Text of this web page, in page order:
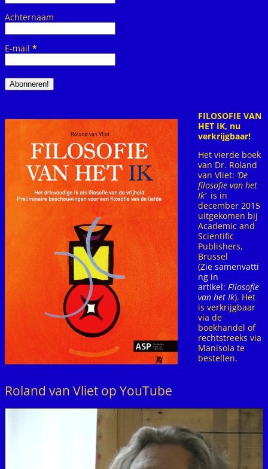
Achternaam
E-mail *
FILOSOFIE VAN
HET IK, nu
verkrijgbaar!
Het vierde boek
van Dr. Roland
van Vliet: ‘De
filosofie van het
Ik’ is in
december 2015
uitgekomen bij
Academic and
Scientific
Publishers,
Brussel
(Zie samenvatti
ng in
artikel: Filosofie
van het Ik). Het
is verkrijgbaar
via de
boekhandel of
rechtstreeks via
Manisola te
bestellen.
Roland van Vliet op YouTube